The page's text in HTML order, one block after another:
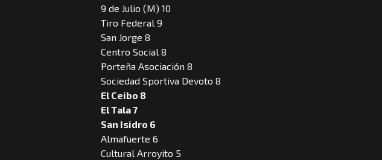
9 de Julio (M) 10
Tiro Federal 9
San Jorge 8
Centro Social 8
Porteña Asociación 8
Sociedad Sportiva Devoto 8
El Ceibo 8
El Tala 7
San Isidro 6
Almafuerte 6
Cultural Arroyito 5